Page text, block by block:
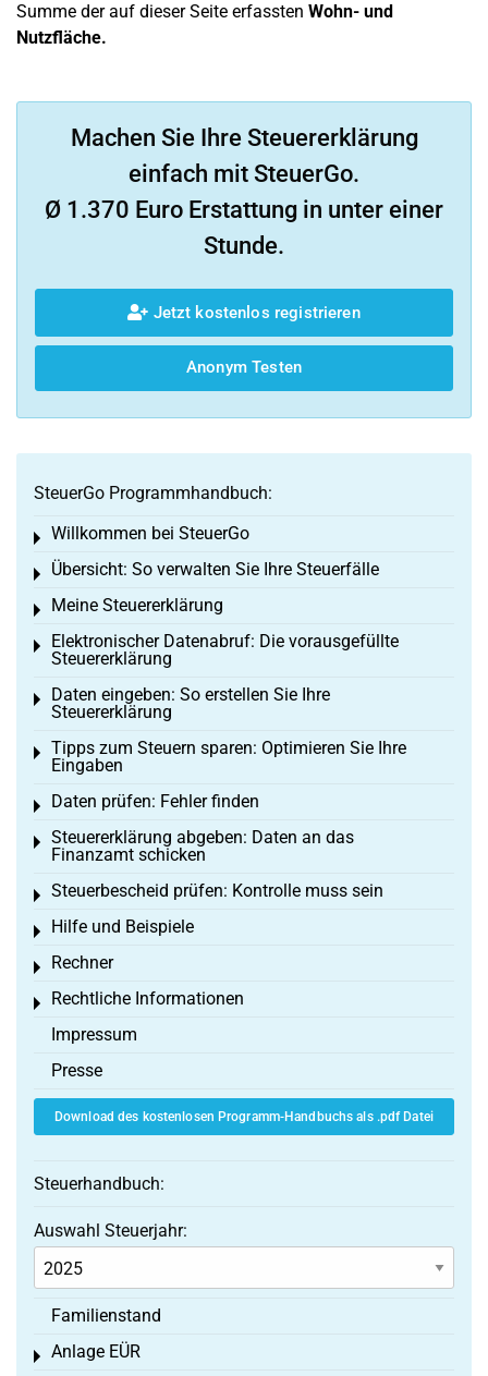
Summe der auf dieser Seite erfassten Wohn- und
Nutzfläche.
Machen Sie Ihre Steuererklärung
einfach mit SteuerGo.
Ø 1.370 Euro Erstattung in unter einer
Stunde.
Jetzt kostenlos registrieren
Anonym Testen
SteuerGo Programmhandbuch:
Willkommen bei SteuerGo
Toggle menu
Übersicht: So verwalten Sie Ihre Steuerfälle
Toggle menu
Meine Steuererklärung
Toggle menu
Elektronischer Datenabruf: Die vorausgefüllte
Steuererklärung
Toggle menu
Daten eingeben: So erstellen Sie Ihre
Steuererklärung
Toggle menu
Tipps zum Steuern sparen: Optimieren Sie Ihre
Eingaben
Toggle menu
Daten prüfen: Fehler finden
Toggle menu
Steuererklärung abgeben: Daten an das
Finanzamt schicken
Toggle menu
Steuerbescheid prüfen: Kontrolle muss sein
Toggle menu
Hilfe und Beispiele
Toggle menu
Rechner
Toggle menu
Rechtliche Informationen
Toggle menu
Impressum
Presse
Download des kostenlosen Programm-Handbuchs als .pdf Datei
Steuerhandbuch:
Auswahl Steuerjahr:
Familienstand
Anlage EÜR
Toggle menu